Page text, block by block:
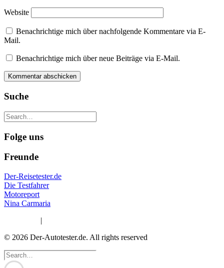
Website
Benachrichtige mich über nachfolgende Kommentare via E-
Mail.
Benachrichtige mich über neue Beiträge via E-Mail.
Suche
Folge uns
Freunde
Der-Reisetester.de
Die Testfahrer
Motoreport
Nina Carmaria
|
© 2026 Der-Autotester.de. All rights reserved